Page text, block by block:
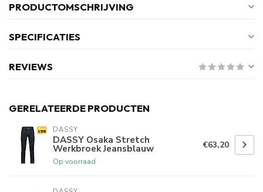
PRODUCTOMSCHRIJVING
SPECIFICATIES
REVIEWS
GERELATEERDE PRODUCTEN
DASSY
DASSY Osaka Stretch
Werkbroek Jeansblauw
Op voorraad
€63,20